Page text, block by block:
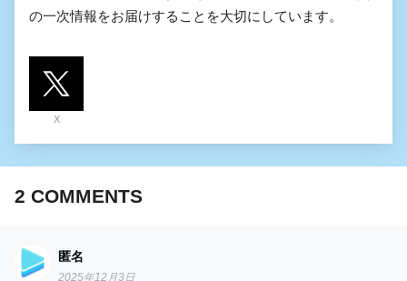
の一次情報をお届けすることを大切にしています。
X
2 COMMENTS
匿名
2025年12月3日